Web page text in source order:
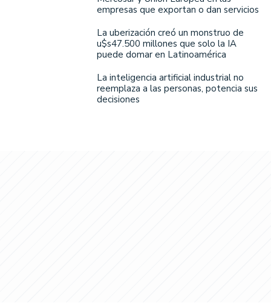
empresas que exportan o dan servicios
La uberización creó un monstruo de
u$s47.500 millones que solo la IA
puede domar en Latinoamérica
La inteligencia artificial industrial no
reemplaza a las personas, potencia sus
decisiones